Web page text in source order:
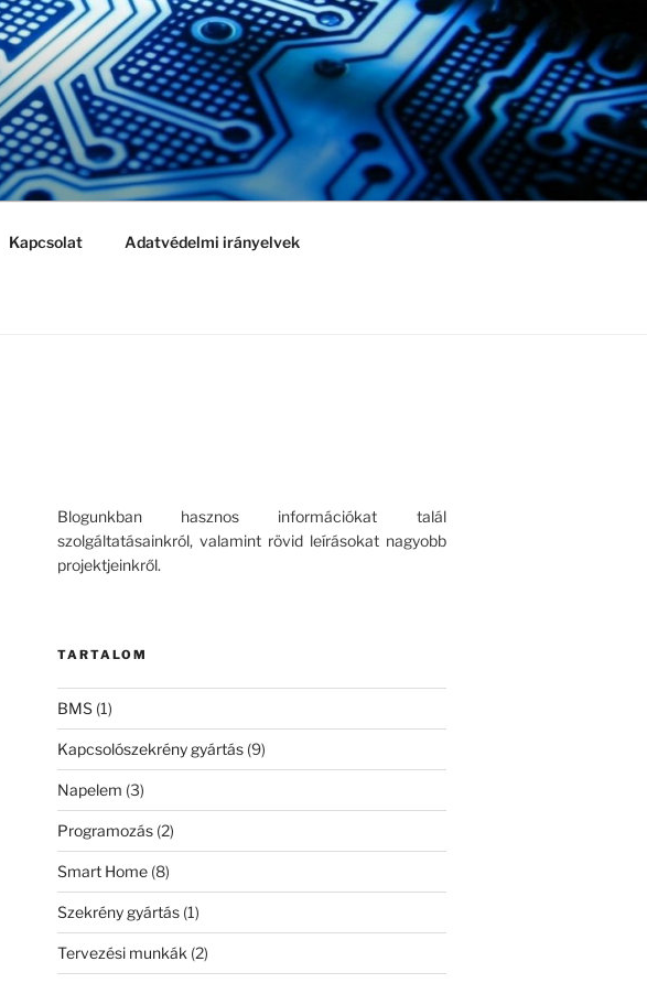
Kapcsolat Adatvédelmi irányelvek
Blogunkban hasznos információkat talál
szolgáltatásainkról, valamint rövid leírásokat nagyobb
projektjeinkről.
TARTALOM
BMS (1)
Kapcsolószekrény gyártás (9)
Napelem (3)
Programozás (2)
Smart Home (8)
Szekrény gyártás (1)
Tervezési munkák (2)